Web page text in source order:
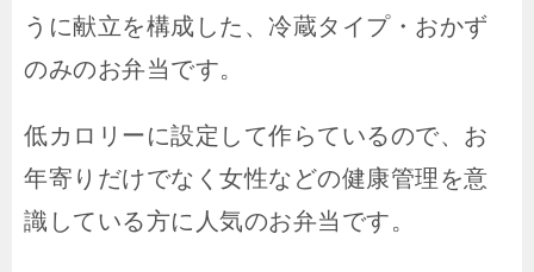
うに献立を構成した、冷蔵タイプ・おかず
のみのお弁当です。
低カロリーに設定して作らているので、お
年寄りだけでなく女性などの健康管理を意
識している方に人気のお弁当です。